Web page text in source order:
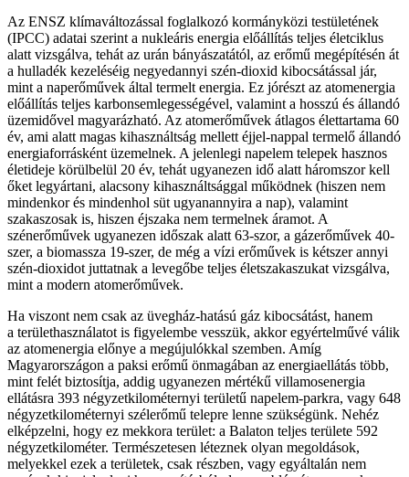
Az ENSZ klímaváltozással foglalkozó kormányközi testületének
(IPCC) adatai szerint a nukleáris energia előállítás teljes életciklus
alatt vizsgálva, tehát az urán bányászatától, az erőmű megépítésén át
a hulladék kezeléséig negyedannyi szén-dioxid kibocsátással jár,
mint a naperőművek által termelt energia. Ez jórészt az atomenergia
előállítás teljes karbonsemlegességével, valamint a hosszú és állandó
üzemidővel magyarázható. Az atomerőművek átlagos élettartama 60
év, ami alatt magas kihasználtság mellett éjjel-nappal termelő állandó
energiaforrásként üzemelnek. A jelenlegi napelem telepek hasznos
életideje körülbelül 20 év, tehát ugyanezen idő alatt háromszor kell
őket legyártani, alacsony kihasználtsággal működnek (hiszen nem
mindenkor és mindenhol süt ugyanannyira a nap), valamint
szakaszosak is, hiszen éjszaka nem termelnek áramot. A
szénerőművek ugyanezen időszak alatt 63-szor, a gázerőművek 40-
szer, a biomassza 19-szer, de még a vízi erőművek is kétszer annyi
szén-dioxidot juttatnak a levegőbe teljes életszakaszukat vizsgálva,
mint a modern atomerőművek.
Ha viszont nem csak az üvegház-hatású gáz kibocsátást, hanem
a területhasználatot is figyelembe vesszük, akkor egyértelművé válik
az atomenergia előnye a megújulókkal szemben. Amíg
Magyarországon a paksi erőmű önmagában az energiaellátás több,
mint felét biztosítja, addig ugyanezen mértékű villamosenergia
ellátásra 393 négyzetkilométernyi területű napelem-parkra, vagy 648
négyzetkilométernyi szélerőmű telepre lenne szükségünk. Nehéz
elképzelni, hogy ez mekkora terület: a Balaton teljes területe 592
négyzetkilométer. Természetesen léteznek olyan megoldások,
melyekkel ezek a területek, csak részben, vagy egyáltalán nem